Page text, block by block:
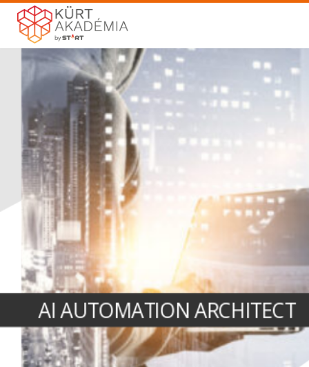
ALKALMAZOTT AGENTIC AI
A CHATGPT-N TÚL: ÉPÍTS OLYAN AI
AMELYEK NEM CSAK BESZÉLNEK, HANEM